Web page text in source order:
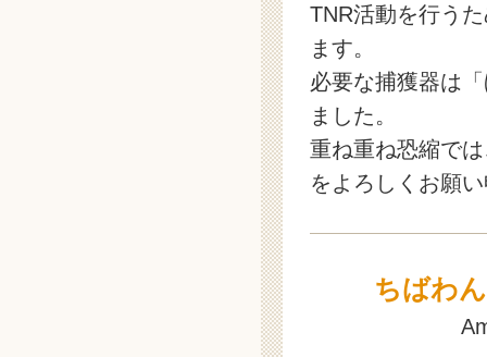
TNR活動を行う
ます。
必要な捕獲器は
ました。
重ね重ね恐縮で
をよろしくお願
ちばわ